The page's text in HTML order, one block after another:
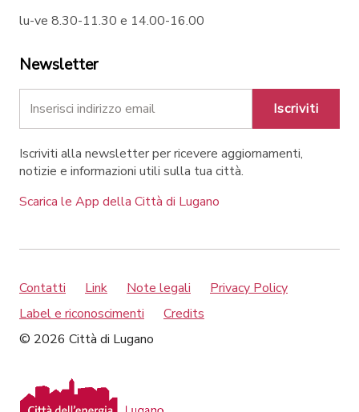
lu-ve 8.30-11.30 e 14.00-16.00
Newsletter
Iscriviti
Iscriviti alla newsletter per ricevere aggiornamenti,
notizie e informazioni utili sulla tua città.
Scarica le App della Città di Lugano
Contatti Link Note legali
Privacy Policy
Label e riconoscimenti
Credits
© 2026 Città di Lugano